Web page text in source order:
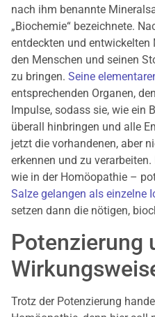
nach ihm benannte
„Biochemie“ bezeichnete.
entdeckten und entwickelten
den Menschen und seinen
zu bringen. Seine
entsprechenden Organen,
Impulse, sodass sie, wie ein
überall hinbringen und alle
jetzt die vorhandenen, aber
erkennen und zu
wie in der Homöopathie –
Salze gelangen als einzelne
setzen dann die nötigen,
Potenzierung
Trotz der Potenzierung